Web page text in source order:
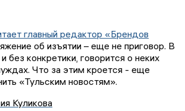
главный редактор «Брендов
об изъятии – еще не приговор. В
без конкретики, говорится о неких
Что за этим кроется - еще
«Тульским новостям».
Куликова